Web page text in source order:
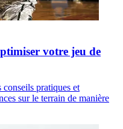
votre jeu de
pratiques et
sur le terrain de manière